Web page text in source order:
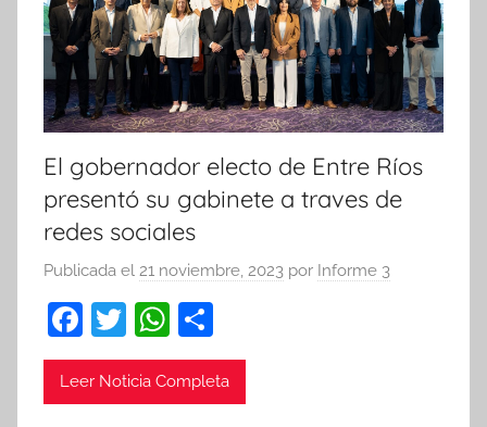
El gobernador electo de Entre Ríos
presentó su gabinete a traves de
redes sociales
Publicada el 21 noviembre, 2023 por Informe 3
F
a
c
T
w
itt
W
h
at
o
m
Leer Noticia Completa